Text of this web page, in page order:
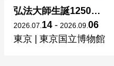
弘法大師生誕1250年記念 特別展「空海と真言の名宝」
2026.07.14 - 2026.09.06
東京
東京国立博物館